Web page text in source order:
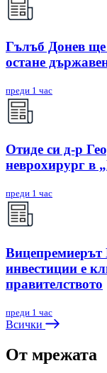
Гълъб Донев ще
остане
преди 1 час
Отиде си д-р
неврохирург в
преди 1 час
инвестиции е
правителството
преди 1 час
Всички
От мрежата